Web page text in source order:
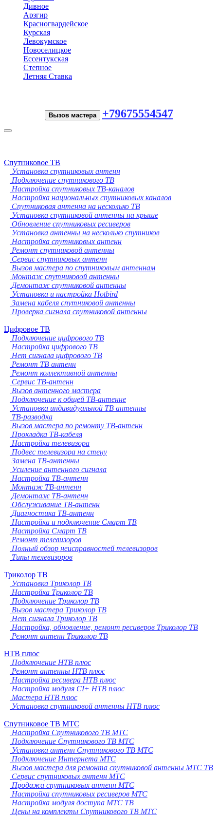
Дивное
Арзгир
Красногвардейское
Курская
Левокумское
Новоселицкое
Ессентукская
Степное
Летняя Ставка
Вызов мастера +79675554547
Toggle
Спутниковое ТВ
Установка спутниковых антенн
Подключение спутникового ТВ
Настройка спутниковых ТВ-каналов
Настройка национальных спутниковых каналов
Спутниковая антенна на несколько ТВ
Установка спутниковой антенны на крыше
Обновление спутниковых ресиверов
Установка антенны на несколько спутников
Настройка спутниковых антенн
Ремонт спутниковой антенны
Сервис спутниковых антенн
Вызов мастера по спутниковым антеннам
Монтаж спутниковой антенны
Демонтаж спутниковой антенны
Установка и настройка Hotbird
Замена кабеля спутниковой антенны
Проверка сигнала спутниковой антенны
Цифровое ТВ
Подключение цифрового ТВ
Настройка цифрового ТВ
Нет сигнала цифрового ТВ
Ремонт ТВ антенн
Ремонт коллективной антенны
Сервис ТВ-антенн
Вызов антенного мастера
Подключение к общей ТВ-антенне
Установка индивидуальной ТВ антенны
ТВ-разводка
Вызов мастера по ремонту ТВ-антенн
Прокладка ТВ-кабеля
Настройка телевизора
Подвес телевизора на стену
Замена ТВ-антенны
Усиление антенного сигнала
Настройка ТВ-антенн
Монтаж ТВ-антенн
Демонтаж ТВ-антенн
Обслуживание ТВ-антенн
Диагностика ТВ-антенн
Настройка и подключение Смарт ТВ
Настройка Смарт ТВ
Ремонт телевизоров
Полный обзор неисправностей телевизоров
Типы телевизоров
Триколор ТВ
Установка Триколор ТВ
Настройка Триколор ТВ
Подключение Триколор ТВ
Вызов мастера Триколор ТВ
Нет сигнала Триколор ТВ
Настройка, обновление, ремонт ресиверов Триколор ТВ
Ремонт антенн Триколор ТВ
НТВ плюс
Подключение НТВ плюс
Ремонт антенны НТВ плюс
Настройка ресивера НТВ плюс
Настройка модуля CI+ НТВ плюс
Мастера НТВ плюс
Установка спутниковой антенны НТВ плюс
Спутниковое ТВ МТС
Настройка Спутникового ТВ МТС
Подключение Спутникового ТВ МТС
Установка антенн Спутникового ТВ МТС
Подключение Интернета МТС
Вызов мастера для ремонта спутниковой антенны МТС ТВ
Сервис спутниковых антенн МТС
Продажа спутниковых антенн МТС
Настройка спутниковых ресиверов МТС
Настройка модуля доступа МТС ТВ
Цены на комплекты Спутникового ТВ МТС